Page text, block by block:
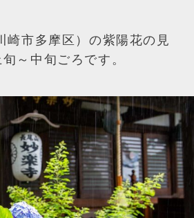
崎市多摩区）の紫陽花の見
～中旬ごろです。